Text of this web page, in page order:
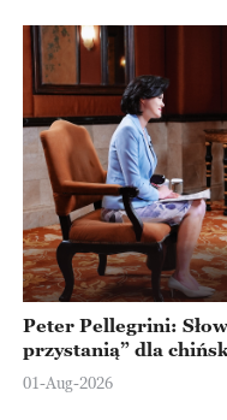
Peter Pellegrini:
przystanią” dla
Europejskiej
01-Aug-2026